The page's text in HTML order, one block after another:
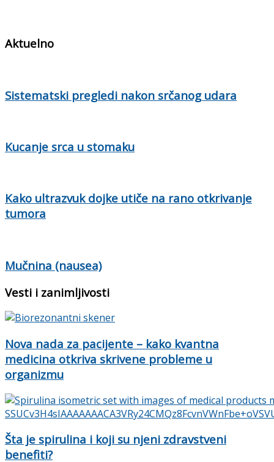
Aktuelno
Sistematski pregledi nakon srčanog udara
Kucanje srca u stomaku
Kako ultrazvuk dojke utiče na rano otkrivanje
tumora
Mučnina (nausea)
Vesti i zanimljivosti
Nova nada za pacijente – kako kvantna
medicina otkriva skrivene probleme u
organizmu
Šta je spirulina i koji su njeni zdravstveni
benefiti?